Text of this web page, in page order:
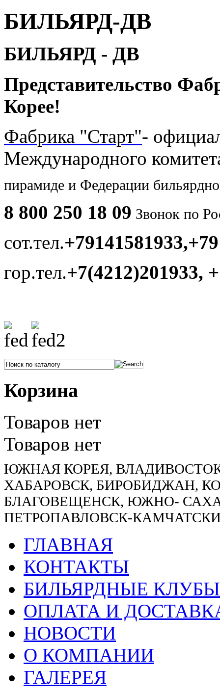
БИЛЬЯРД-ДВ
БИЛЬЯРД - ДВ
Представительство
Корее!
Фабрика "Старт"-
Международного
пирамиде и Федерации
8 800 250 18 09 Звонок по
сот.тел.
гор.тел.+7(4212)201933,
Корзина
Товаров нет
Товаров нет
ЮЖНАЯ КОРЕЯ,
ХАБАРОВСК, БИРОБИДЖАН,
БЛАГОВЕЩЕНСК, ЮЖНО-
ПЕТРОПАВЛОВСК-
ГЛАВНАЯ
КОНТАКТЫ
БИЛЬЯРДНЫЕ КЛУБЫ
ОПЛАТА И
НОВОСТИ
О КОМПАНИИ
ГАЛЕРЕЯ